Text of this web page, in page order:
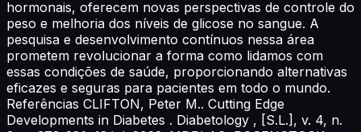
hormonais, oferecem novas perspectivas de controle do
peso e melhoria dos níveis de glicose no sangue. A
pesquisa e desenvolvimento contínuos nessa área
prometem revolucionar a forma como lidamos com
essas condições de saúde, proporcionando alternativas
eficazes e seguras para pacientes em todo o mundo.
Referências CLIFTON, Peter M.. Cutting Edge
Developments in Diabetes . Diabetology , [S.L.], v. 4, n.